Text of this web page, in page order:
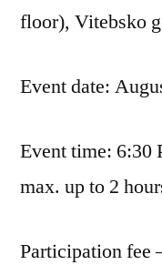
floor), Vitebsko
Event date:
Event time: 6:30
max. up to 2
Participation fee